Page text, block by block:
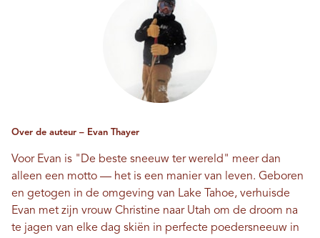
Over de auteur – Evan Thayer
Voor Evan is "De beste sneeuw ter wereld" meer dan
alleen een motto — het is een manier van leven. Geboren
en getogen in de omgeving van Lake Tahoe, verhuisde
Evan met zijn vrouw Christine naar Utah om de droom na
te jagen van elke dag skiën in perfecte poedersneeuw in